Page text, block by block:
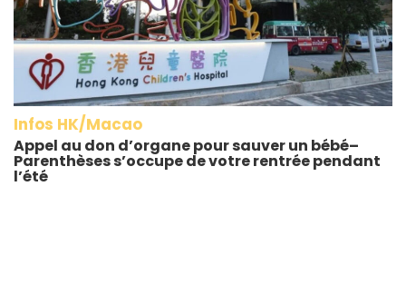
Infos HK/Macao
Appel au don d’organe pour sauver un bébé–
Parenthèses s’occupe de votre rentrée pendant
l’été